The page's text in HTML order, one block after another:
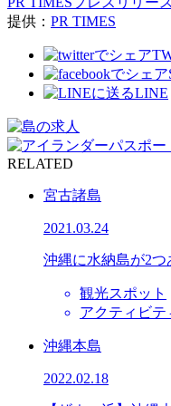
提供： PR TIMES
LINE
RELATED
宮古諸島
2021.03.24
沖縄に水納島が2
観光スポット
アクティビテ
沖縄本島
2022.02.18